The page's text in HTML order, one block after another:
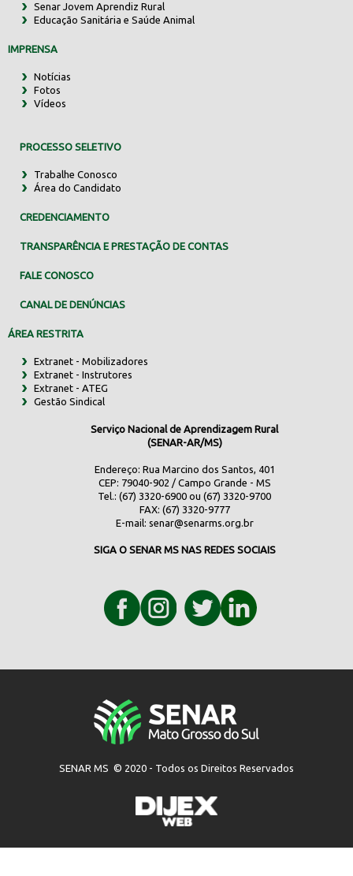
Senar Jovem Aprendiz Rural
Educação Sanitária e Saúde Animal
IMPRENSA
Notícias
Fotos
Vídeos
PROCESSO SELETIVO
Trabalhe Conosco
Área do Candidato
CREDENCIAMENTO
TRANSPARÊNCIA E PRESTAÇÃO DE CONTAS
FALE CONOSCO
CANAL DE DENÚNCIAS
ÁREA RESTRITA
Extranet - Mobilizadores
Extranet - Instrutores
Extranet - ATEG
Gestão Sindical
Serviço Nacional de Aprendizagem Rural
(SENAR-AR/MS)
Endereço: Rua Marcino dos Santos, 401
CEP: 79040-902 / Campo Grande - MS
Tel.: (67) 3320-6900 ou (67) 3320-9700
FAX: (67) 3320-9777
E-mail: senar@senarms.org.br
SIGA O SENAR MS NAS REDES SOCIAIS
SENAR MS © 2020 - Todos os Direitos Reservados